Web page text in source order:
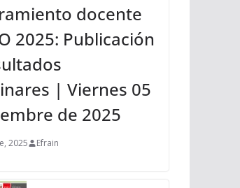
docente
2025: Publicación
| Viernes 05
de 2025
2025 Efrain